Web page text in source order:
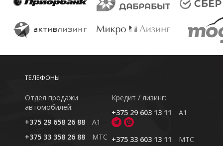
ТЕЛЕФОНЫ
Отдел продажи
автомобилей:
+375 29 658 26 88
A1
+375 33 358 26 88
MTC
Кредит / лизинг:
+375 29 603 13 11
A1
+375 33 603 13 11
MTC